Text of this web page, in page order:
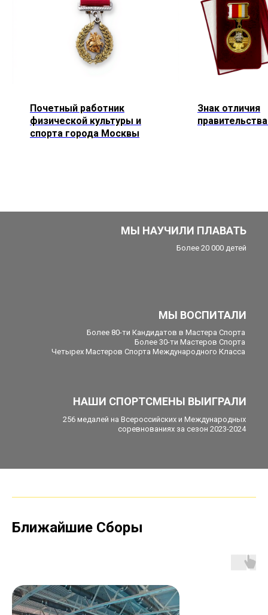
Почетный работник
физической культуры и
спорта города Москвы
Знак отличия
МЫ НАУЧИЛИ ПЛАВАТЬ
Более 20 000 детей
МЫ ВОСПИТАЛИ
Более 80-ти Кандидатов в Мастера Спорта
Более 30-ти Мастеров Спорта
Четырех Мастеров Спорта Международного Класса
НАШИ СПОРТСМЕНЫ ВЫИГРАЛИ
256 медалей на Всероссийских и Международных
соревнованиях за сезон 2023-2024
Ближайшие Сборы